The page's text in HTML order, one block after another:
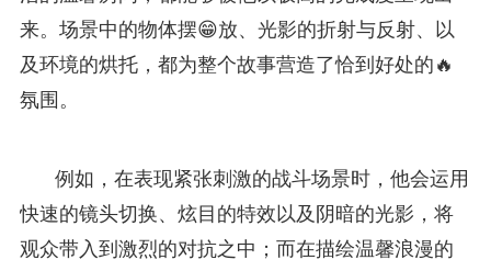
来。场景中的物体摆😁放、光影的折射与反射、以
及环境的烘托，都为整个故事营造了恰到好处的🔥
氛围。
例如，在表现紧张刺激的战斗场景时，他会运用
快速的镜头切换、炫目的特效以及阴暗的光影，将
观众带入到激烈的对抗之中；而在描绘温馨浪漫的